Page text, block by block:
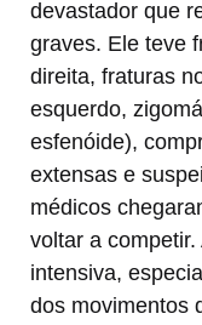
devastador que
graves. Ele teve
direita, fraturas
esquerdo,
esfenóide),
extensas e
médicos
voltar a
intensiva,
dos movimentos